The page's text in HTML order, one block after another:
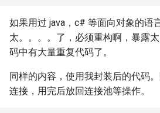
fips-check
flv
form-input
如果用过 java，c# 等面向对象的语
太。。。。了，必须重构啊，暴露
码中有大量重复代码了。
同样的内容，使用我封装后的代码
连接，用完后放回连接池等操作。